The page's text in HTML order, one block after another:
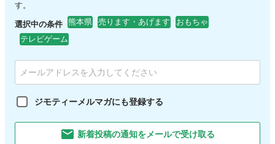
す。
選択中の条件 熊本県 売ります・あげます
おもちゃ
テレビゲーム
ジモティーメルマガにも登録する
新着投稿の通知をメールで受け取る